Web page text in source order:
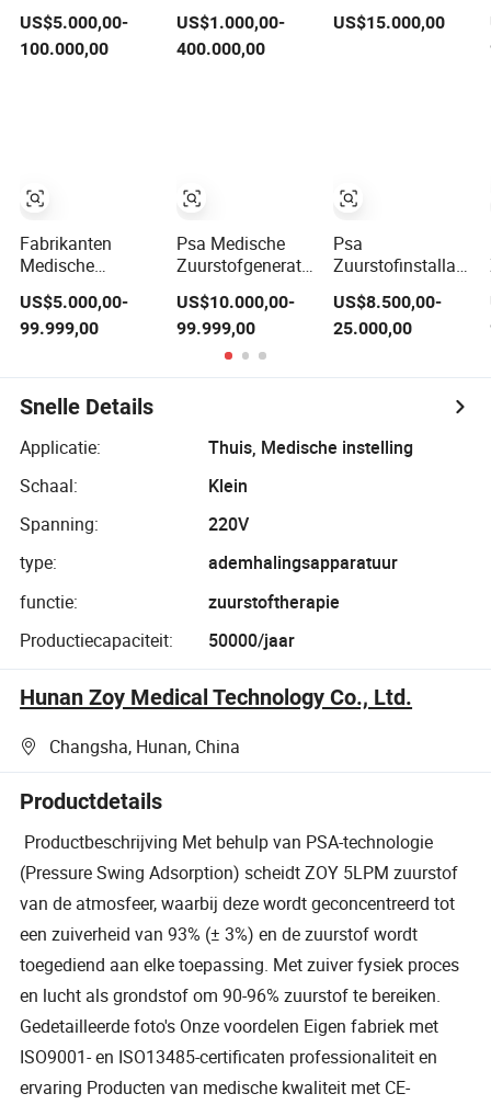
Medische
Kwaliteit Hoge
Hoge Efficiëntie
US$5.000,00-
100.000,00
Fabrikanten
Medische
Zuurstofvoorziening
Apparaat
Zuurstofinstallatie
99.5%
Zuurstofzuiverheid
Zuurstofgenerator
US$5.000,00-
99.999,00
zuurstofgenerator
voor industriële
US$1.000,00-
400.000,00
Psa Medische
Zuurstofgenerator
99.5%
Hoogzuiverheid
Zuurstofcilinder
Vulsysteem
Medische
Ziekenhuis
Zuurstofvoorziening
US$10.000,00-
99.999,00
zuurstofgenerator
US$15.000,00
Psa
Zuurstofinstallatie
Min
Zuurstofgenerator
Medische
Skid Modulaire
Zuurstofgenerator
US$8.500,00-
25.000,00
Snelle Details
Applicatie:
Thuis, Medische instelling
Schaal:
Klein
Spanning:
220V
type:
ademhalingsapparatuur
functie:
zuurstoftherapie
Productiecapaciteit:
50000/jaar
Hunan Zoy Medical Technology Co., Ltd.
Changsha, Hunan, China
Productdetails
Productbeschrijving Met behulp van PSA-technologie
(Pressure Swing Adsorption) scheidt ZOY 5LPM zuurstof
van de atmosfeer, waarbij deze wordt geconcentreerd tot
een zuiverheid van 93% (± 3%) en de zuurstof wordt
toegediend aan elke toepassing. Met zuiver fysiek proces
en lucht als grondstof om 90-96% zuurstof te bereiken.
Gedetailleerde foto's Onze voordelen Eigen fabriek met
ISO9001- en ISO13485-certificaten professionaliteit en
ervaring Producten van medische kwaliteit met CE-